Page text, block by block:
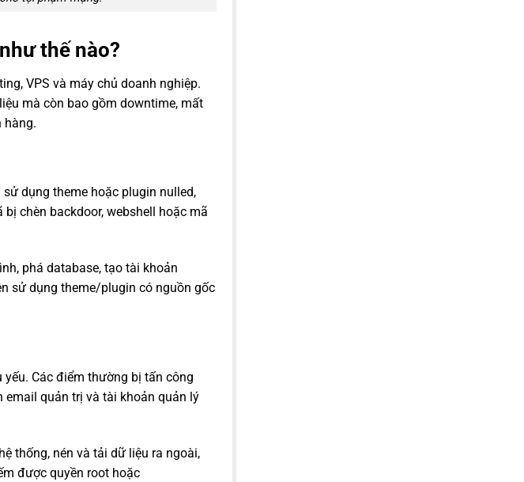
thế nào?
VPS và máy chủ doanh nghiệp.
mà còn bao gồm downtime, mất
hàng.
dụng theme hoặc plugin nulled,
chèn backdoor, webshell hoặc mã
phá database, tạo tài khoản
sử dụng theme/plugin có nguồn gốc
Các điểm thường bị tấn công
email quản trị và tài khoản quản lý
thống, nén và tải dữ liệu ra ngoài,
được quyền root hoặc